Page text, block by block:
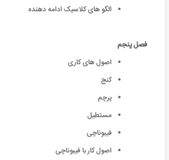
الگو های کلاسیک ادامه دهنده
فصل پنجم
اصول های کاری
کنج
پرچم
مستطیل
فیبوناچی
اصول کار با فیبوناچی